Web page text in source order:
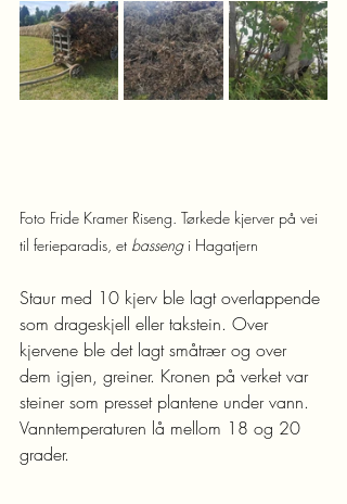
Foto Fride Kramer Riseng. Tørkede kjerver på vei
til ferieparadis, et basseng i Hagatjern
Staur med 10 kjerv ble lagt overlappende
som drageskjell eller takstein. Over
kjervene ble det lagt småtrær og over
dem igjen, greiner. Kronen på verket var
steiner som presset plantene under vann.
Vanntemperaturen lå mellom 18 og 20
grader.